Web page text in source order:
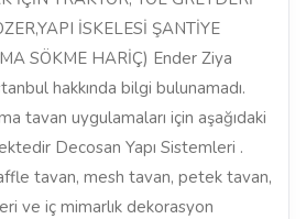
İSKELESİ ŞANTİYE
SÖKME HARİÇ) Ender Ziya
hakkında bilgi bulunamadı.
tavan uygulamaları için aşağıdaki
Decosan Yapı Sistemleri .
tavan, mesh tavan, petek tavan,
ve iç mimarlık dekorasyon